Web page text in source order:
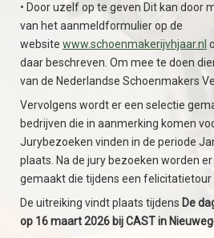
• Door uzelf op te geven Dit kan door
van het aanmeldformulier op de
website www.schoenmakerijvhjaar.nl
daar beschreven. Om mee te doen
van de Nederlandse Schoenmakers
Vervolgens wordt er een selectie
bedrijven die in aanmerking komen
Jurybezoeken vinden in de periode
plaats. Na de jury bezoeken worden
gemaakt die tijdens een felicitatietour
De uitreiking vindt plaats tijdens De
op 16 maart 2026 bij CAST in